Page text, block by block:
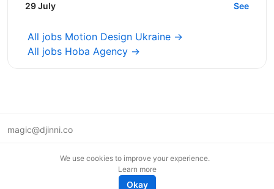
mentally, and emotionally. We build what makes
29 July See
All jobs Motion Design Ukraine →
All jobs Hoba Agency →
magic@djinni.co
We use cookies to improve your experience.
Learn more
Okay